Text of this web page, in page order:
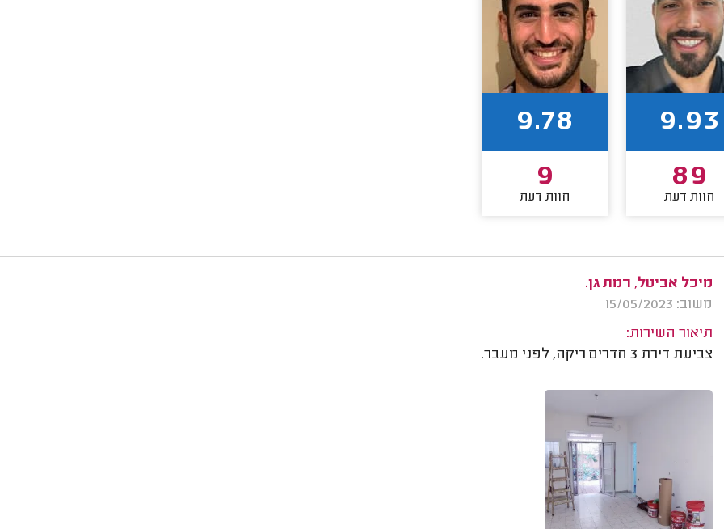
9.93
89
חוות דעת
9.78
9
חוות דעת
מיכל אביטל, רמת גן.
משוב: 15/05/2023
תיאור השירות:
צביעת דירת 3 חדרים ריקה, לפני מעבר.